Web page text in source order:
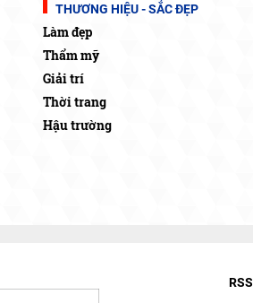
THƯƠNG HIỆU - SẮC ĐẸP
Làm đẹp
Thẩm mỹ
Giải trí
Thời trang
Hậu trường
RSS